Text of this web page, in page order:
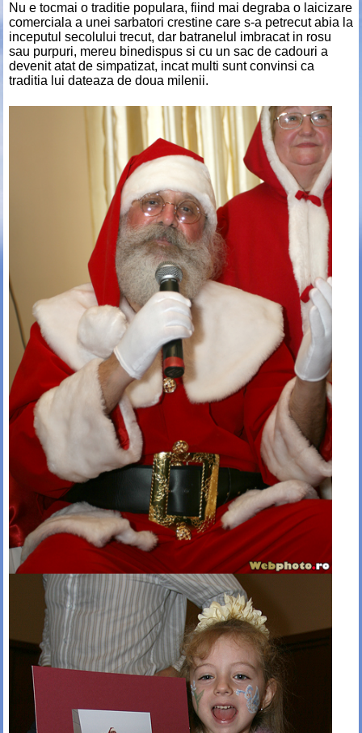
Nu e tocmai o traditie populara, fiind mai degraba o laicizare
comerciala a unei sarbatori crestine care s-a petrecut abia la
inceputul secolului trecut, dar batranelul imbracat in rosu
sau purpuri, mereu binedispus si cu un sac de cadouri a
devenit atat de simpatizat, incat multi sunt convinsi ca
traditia lui dateaza de doua milenii.